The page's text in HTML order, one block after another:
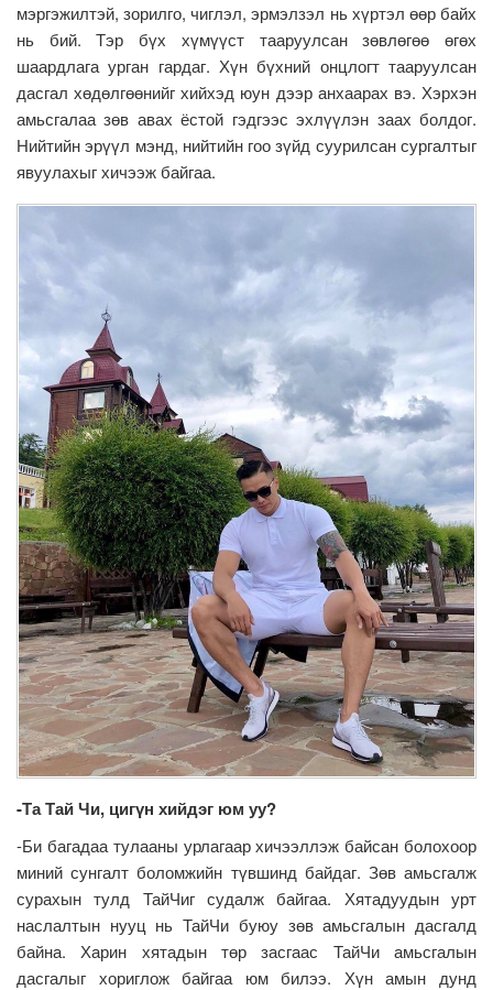
мэргэжилтэй, зорилго, чиглэл, эрмэлзэл нь хүртэл өөр байх
нь бий. Тэр бүх хүмүүст тааруулсан зөвлөгөө өгөх
шаардлага урган гардаг. Хүн бүхний онцлогт тааруулсан
дасгал хөдөлгөөнийг хийхэд юун дээр анхаарах вэ. Хэрхэн
амьсгалаа зөв авах ёстой гэдгээс эхлүүлэн заах болдог.
Нийтийн эрүүл мэнд, нийтийн гоо зүйд суурилсан сургалтыг
явуулахыг хичээж байгаа.
-Та Тай Чи, цигүн хийдэг юм уу?
-Би багадаа тулааны урлагаар хичээллэж байсан болохоор
миний сунгалт боломжийн түвшинд байдаг. Зөв амьсгалж
сурахын тулд ТайЧиг судалж байгаа. Хятадуудын урт
наслалтын нууц нь ТайЧи буюу зөв амьсгалын дасгалд
байна. Харин хятадын төр засгаас ТайЧи амьсгалын
дасгалыг хориглож байгаа юм билээ. Хүн амын дунд